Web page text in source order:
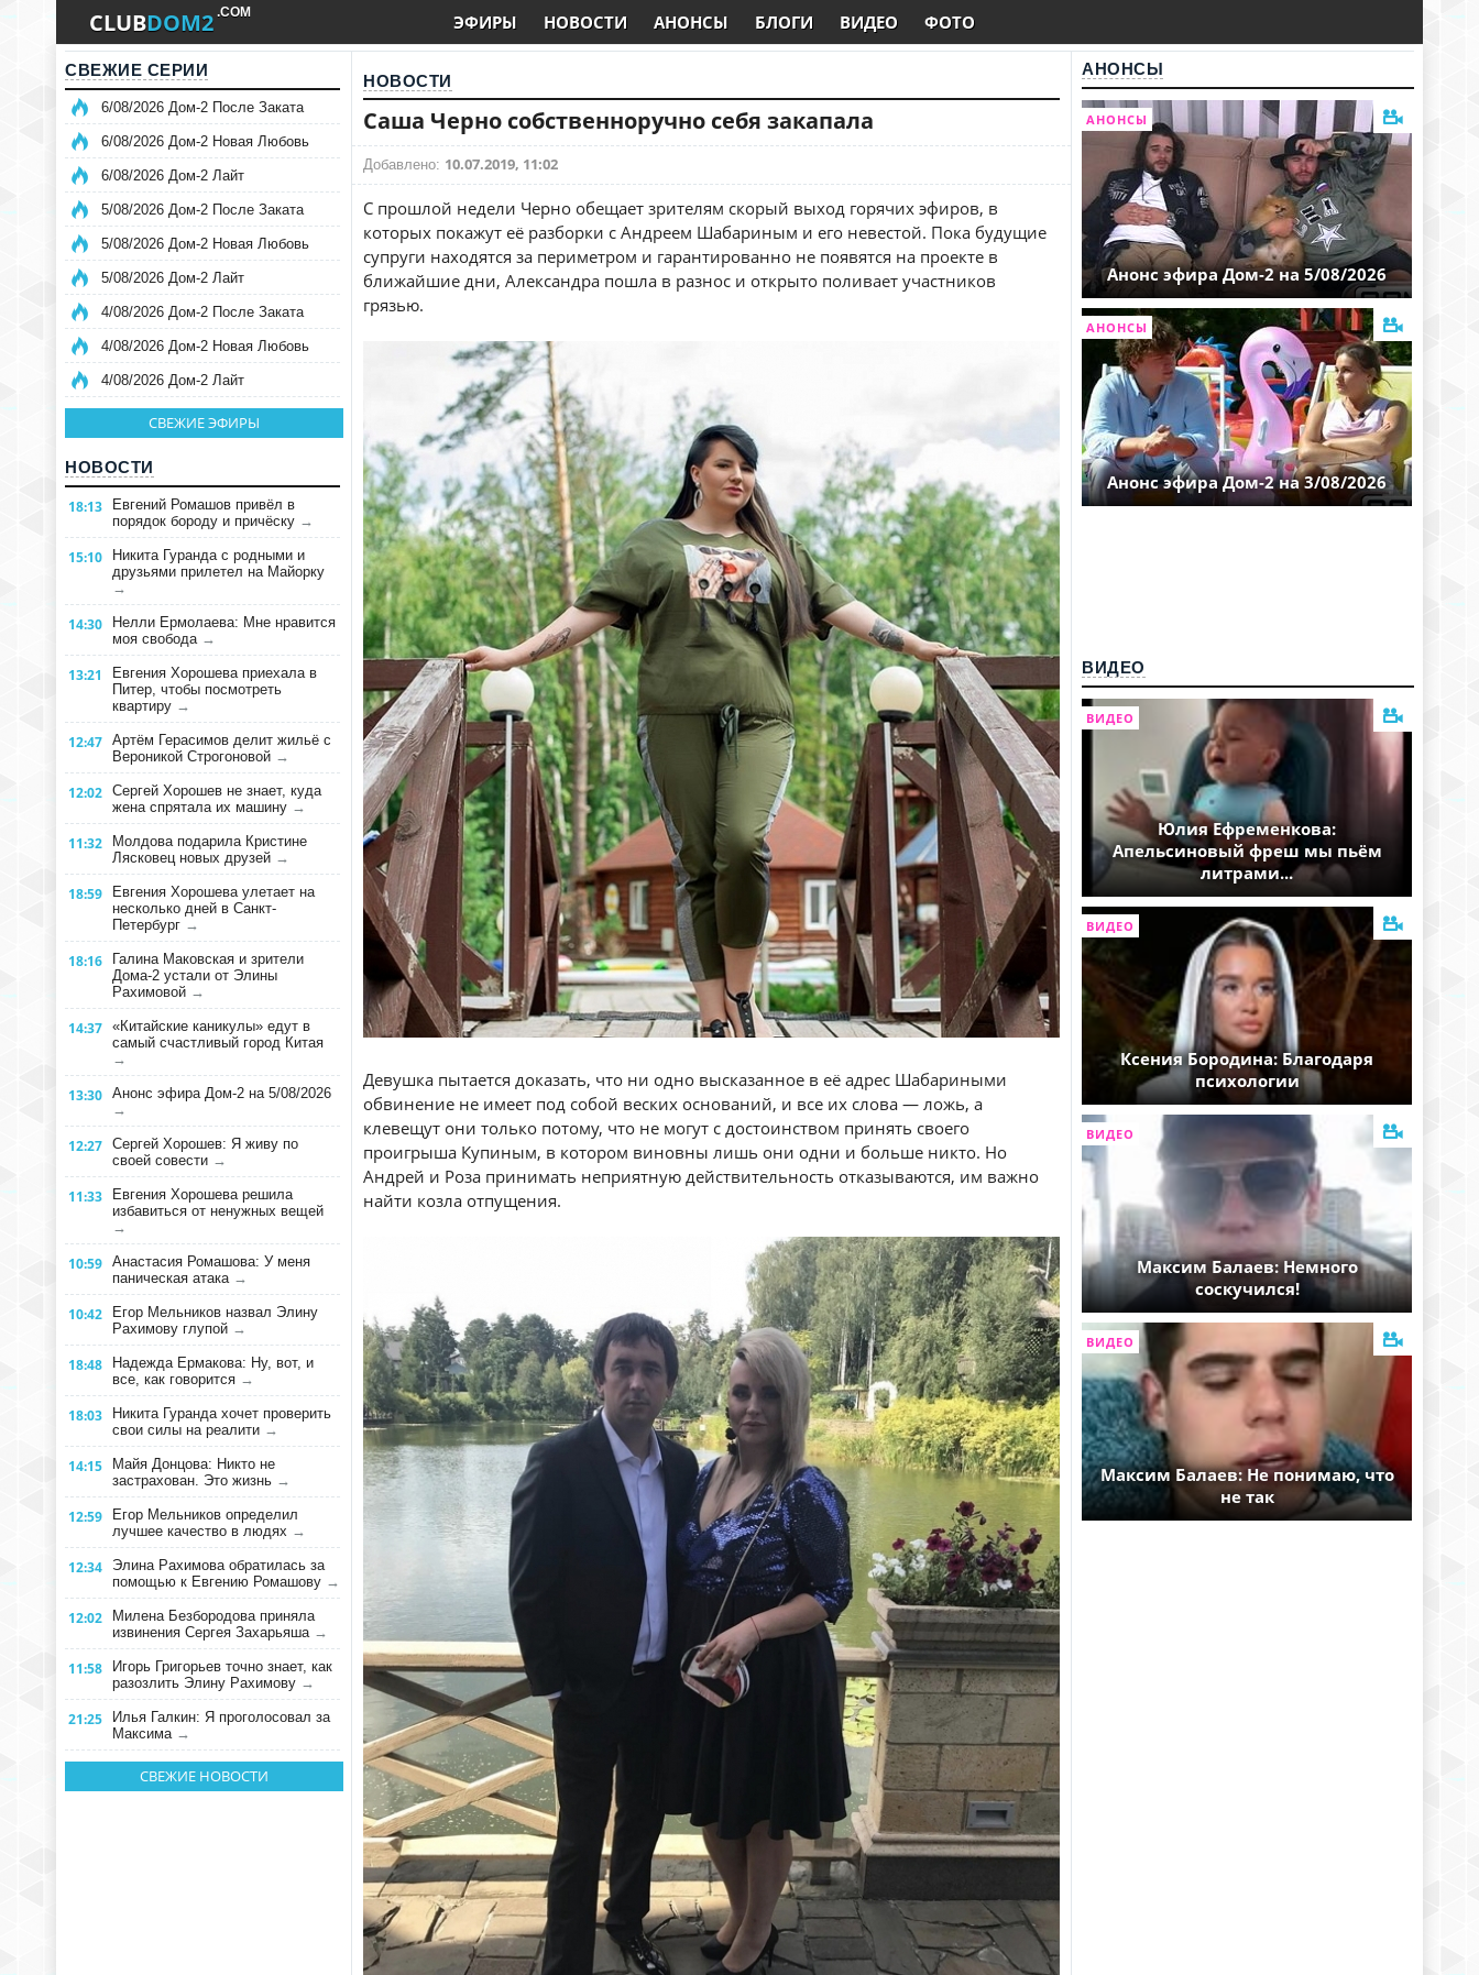
CLUBDOM2 .COM ЭФИРЫ НОВОСТИ АНОНСЫ БЛОГИ ВИДЕО ФОТО
СВЕЖИЕ СЕРИИ
6/08/2026 Дом-2 После Заката
6/08/2026 Дом-2 Новая Любовь
6/08/2026 Дом-2 Лайт
5/08/2026 Дом-2 После Заката
5/08/2026 Дом-2 Новая Любовь
5/08/2026 Дом-2 Лайт
4/08/2026 Дом-2 После Заката
4/08/2026 Дом-2 Новая Любовь
4/08/2026 Дом-2 Лайт
СВЕЖИЕ ЭФИРЫ
НОВОСТИ
18:13
Евгений Ромашов привёл в
порядок бороду и причёску →
15:10
Никита Гуранда с родными и
друзьями прилетел на Майорку
→
14:30
Нелли Ермолаева: Мне нравится
моя свобода →
13:21
Евгения Хорошева приехала в
Питер, чтобы посмотреть
квартиру →
12:47 Артём Герасимов делит жильё с
Вероникой Строгоновой →
12:02 Сергей Хорошев не знает, куда
жена спрятала их машину →
11:32
Молдова подарила Кристине
Лясковец новых друзей →
18:59
Евгения Хорошева улетает на
несколько дней в Санкт-
Петербург →
18:16
Галина Маковская и зрители
Дома-2 устали от Элины
Рахимовой →
14:37 «Китайские каникулы» едут в
самый счастливый город Китая
→
13:30 Анонс эфира Дом-2 на 5/08/2026
→
12:27 Сергей Хорошев: Я живу по
своей совести →
11:33
Евгения Хорошева решила
избавиться от ненужных вещей
→
10:59 Анастасия Ромашова: У меня
паническая атака →
10:42
Егор Мельников назвал Элину
Рахимову глупой →
18:48
Надежда Ермакова: Ну, вот, и
все, как говорится →
18:03
Никита Гуранда хочет проверить
свои силы на реалити →
14:15
Майя Донцова: Никто не
застрахован. Это жизнь →
12:59
Егор Мельников определил
лучшее качество в людях →
12:34
Элина Рахимова обратилась за
помощью к Евгению Ромашову →
12:02
Милена Безбородова приняла
извинения Сергея Захарьяша →
11:58
Игорь Григорьев точно знает, как
разозлить Элину Рахимову →
21:25
Илья Галкин: Я проголосовал за
Максима →
СВЕЖИЕ НОВОСТИ
НОВОСТИ
Саша Черно собственноручно себя закапала
Добавлено: 10.07.2019, 11:02
С прошлой недели Черно обещает зрителям скорый выход горячих эфиров, в
которых покажут её разборки с Андреем Шабариным и его невестой. Пока будущие
супруги находятся за периметром и гарантированно не появятся на проекте в
ближайшие дни, Александра пошла в разнос и открыто поливает участников
грязью.
Девушка пытается доказать, что ни одно высказанное в её адрес Шабариными
обвинение не имеет под собой веских оснований, и все их слова — ложь, а
клевещут они только потому, что не могут с достоинством принять своего
проигрыша Купиным, в котором виновны лишь они одни и больше никто. Но
Андрей и Роза принимать неприятную действительность отказываются, им важно
найти козла отпущения.
АНОНСЫ
АНОНСЫ
Анонс эфира Дом-2 на 5/08/2026
АНОНСЫ
Анонс эфира Дом-2 на 3/08/2026
ВИДЕО
ВИДЕО
Юлия Ефременкова:
Апельсиновый фреш мы пьём
литрами...
ВИДЕО
Ксения Бородина: Благодаря
психологии
ВИДЕО
Максим Балаев: Немного
соскучился!
ВИДЕО
Максим Балаев: Не понимаю, что
не так